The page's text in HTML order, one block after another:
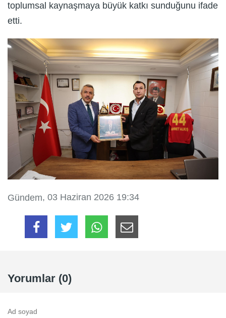
toplumsal kaynaşmaya büyük katkı sunduğunu ifade
etti.
Gündem, 03 Haziran 2026 19:34
Yorumlar (0)